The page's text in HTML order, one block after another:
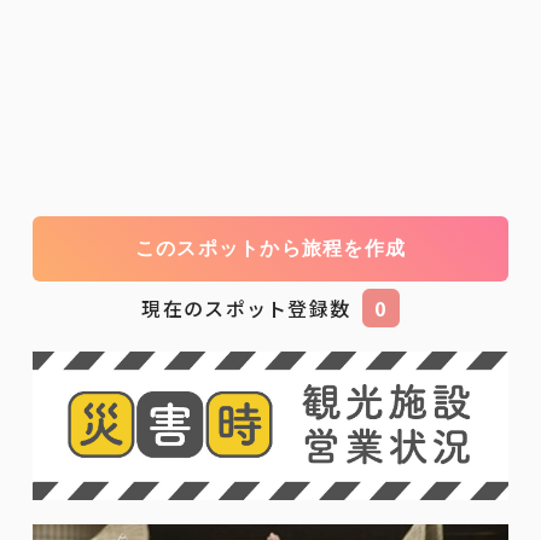
このスポットから旅程を作成
現在のスポット登録数 0